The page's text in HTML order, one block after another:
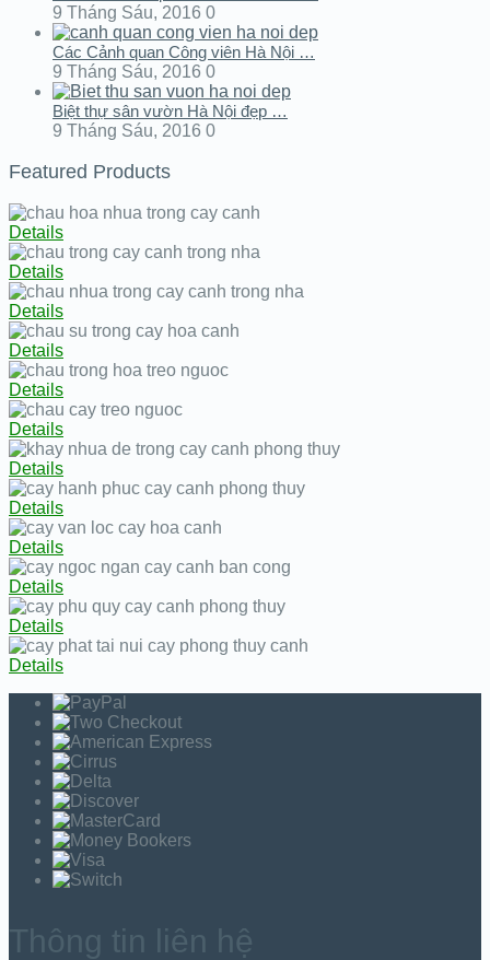
9 Tháng Sáu, 2016 0
Các Cảnh quan Công viên Hà Nội …
9 Tháng Sáu, 2016 0
Biệt thự sân vườn Hà Nội đẹp …
9 Tháng Sáu, 2016 0
Featured Products
Details
Details
Details
Details
Details
Details
Details
Details
Details
Details
Details
Details
Thông tin liên hệ